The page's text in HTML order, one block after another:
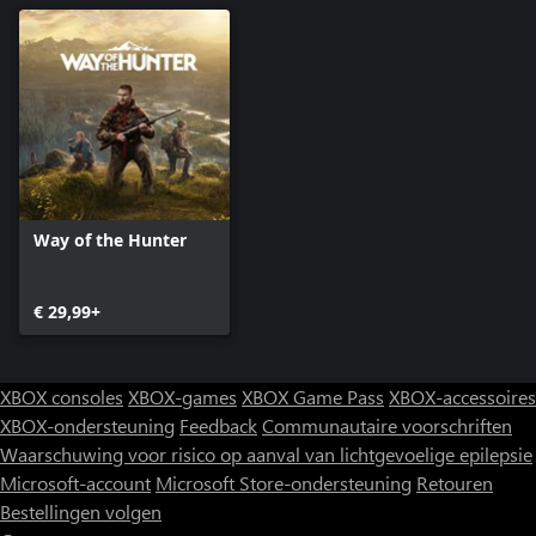
dichtbij in je vizier hebt, het moderne precisiegeweer domineert
alle doelwitten voor je. Precisie is de standaard.
Kaliber: .338 Lapua Magnum
Way of the Hunter
€ 29,99+
XBOX consoles XBOX-games XBOX Game Pass XBOX-accessoires
XBOX-ondersteuning FeedbackCommunautaire voorschriften
Waarschuwing voor risico op aanval van lichtgevoelige epilepsie
Microsoft-account Microsoft Store-ondersteuning Retouren
Bestellingen volgen